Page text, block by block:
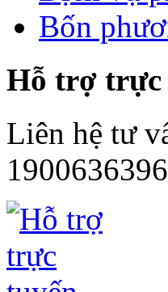
Bốn
Hỗ trợ trực
Liên hệ tư